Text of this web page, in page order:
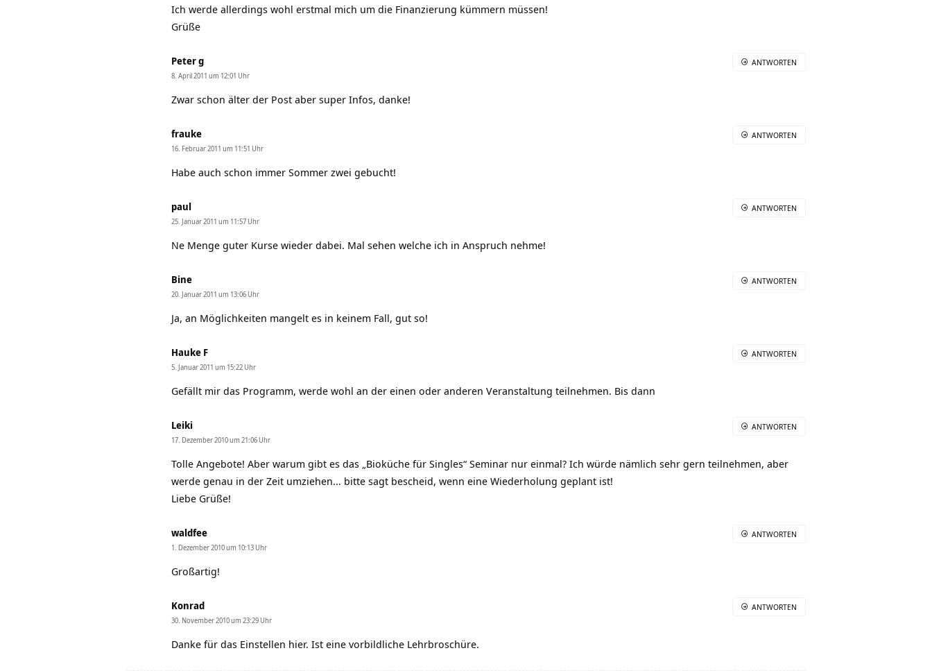
Ich werde allerdings wohl erstmal mich um die Finanzierung kümmern müssen!
Grüße
Peter g
8. April 2011 um 12:01 Uhr
Zwar schon älter der Post aber super Infos, danke!
ANTWORTEN
frauke
16. Februar 2011 um 11:51 Uhr
Habe auch schon immer Sommer zwei gebucht!
ANTWORTEN
paul
25. Januar 2011 um 11:57 Uhr
Ne Menge guter Kurse wieder dabei. Mal sehen welche ich in Anspruch nehme!
ANTWORTEN
Bine
20. Januar 2011 um 13:06 Uhr
Ja, an Möglichkeiten mangelt es in keinem Fall, gut so!
ANTWORTEN
Hauke F
5. Januar 2011 um 15:22 Uhr
Gefällt mir das Programm, werde wohl an der einen oder anderen Veranstaltung teilnehmen. Bis dann
ANTWORTEN
Leiki
17. Dezember 2010 um 21:06 Uhr
Tolle Angebote! Aber warum gibt es das „Bioküche für Singles“ Seminar nur einmal? Ich würde nämlich sehr gern teilnehmen, aber
werde genau in der Zeit umziehen… bitte sagt bescheid, wenn eine Wiederholung geplant ist!
Liebe Grüße!
ANTWORTEN
waldfee
1. Dezember 2010 um 10:13 Uhr
Großartig!
ANTWORTEN
Konrad
30. November 2010 um 23:29 Uhr
Danke für das Einstellen hier. Ist eine vorbildliche Lehrbroschüre.
ANTWORTEN